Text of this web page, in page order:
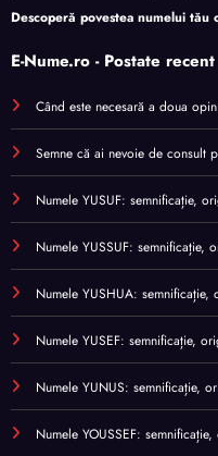
Descoperă povestea numelui tău
E-Nume.ro - Postate recent
Când este necesară a doua
Semne că ai nevoie de consult
Numele YUSUF: semnificație,
Numele YUSSUF: semnificație,
Numele YUSHUA:
Numele YUSEF: semnificație,
Numele YUNUS: semnificație,
Numele YOUSSEF: